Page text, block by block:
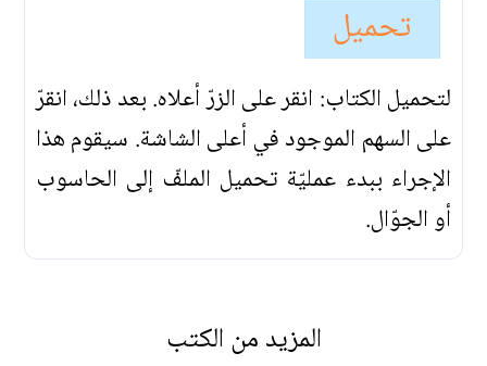
تحميل
لتحميل الكتاب: انقر على الزرّ أعلاه. بعد ذلك، انقرّ
على السهم الموجود في أعلى الشاشة. سيقوم هذا
الإجراء ببدء عمليّة تحميل الملفّ إلى الحاسوب
أو الجوّال.
المزيد من الكتب